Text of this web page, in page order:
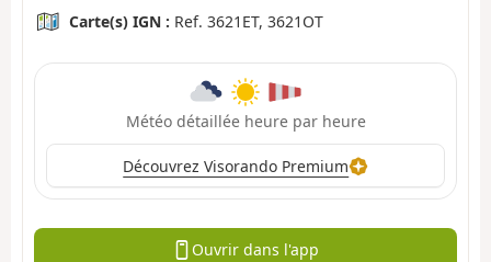
Carte(s) IGN : Ref. 3621ET, 3621OT
Météo détaillée heure par heure
Découvrez Visorando Premium
Ouvrir dans l'app